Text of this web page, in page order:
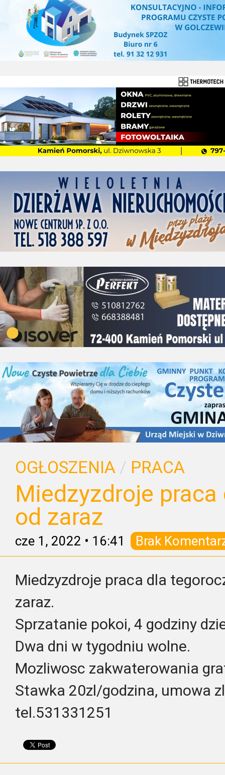
OGŁOSZENIA / PRACA
Miedzyzdroje
od zaraz
cze 1, 2022 • 16:41 Brak
Miedzyzdroje praca dla
zaraz.
Sprzatanie pokoi, 4 godziny
Dwa dni w tygodniu wolne.
Mozliwosc zakwaterowania
Stawka 20zl/godzina, umowa
tel.531331251